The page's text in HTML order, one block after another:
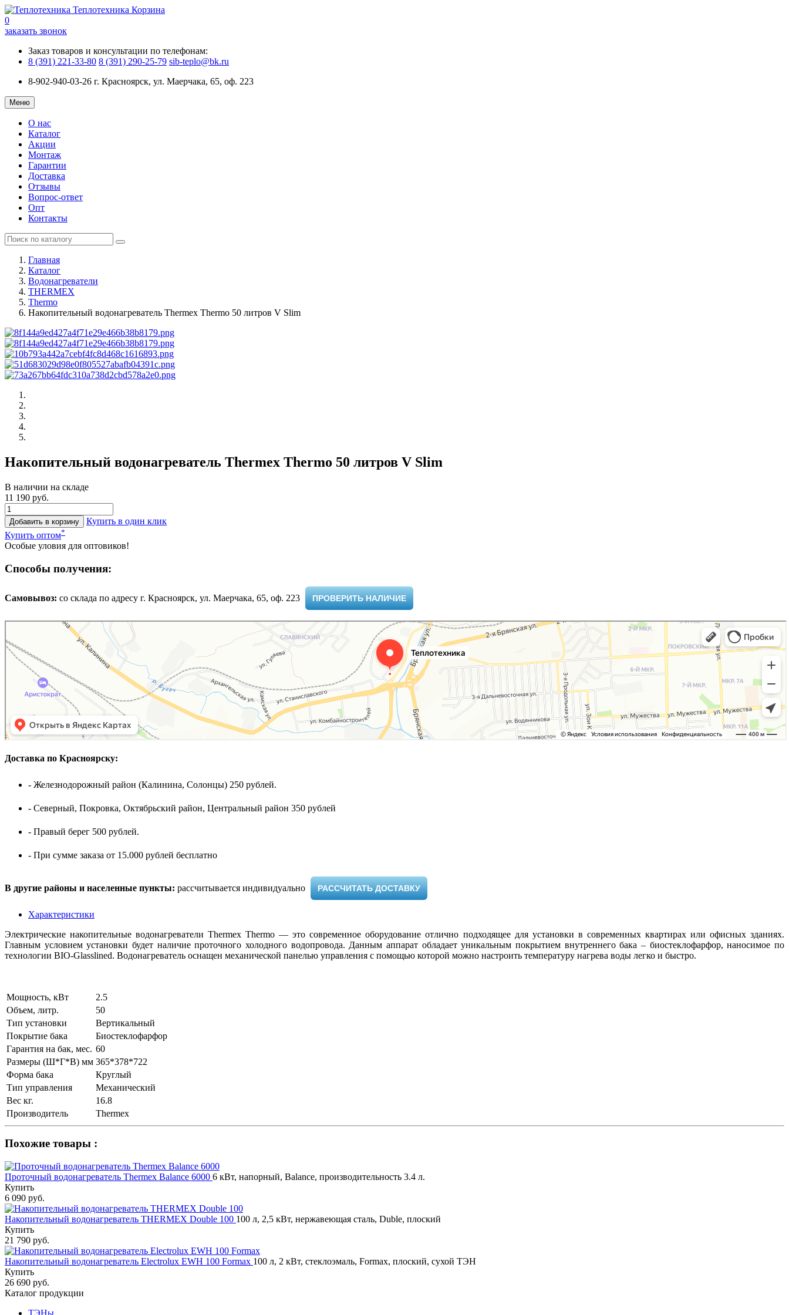
Теплотехника Корзина
0
заказать звонок
Заказ товаров и консультации по телефонам:
8 (391) 221-33-80 8 (391) 290-25-79 sib-teplo@bk.ru
8-902-940-03-26 г. Красноярск, ул. Маерчака, 65, оф. 223
Меню
О нас
Каталог
Акции
Монтаж
Гарантии
Доставка
Отзывы
Вопрос-ответ
Опт
Контакты
Главная
Каталог
Водонагреватели
THERMEX
Thermo
Накопительный водонагреватель Thermex Thermo 50 литров V Slim
Накопительный водонагреватель Thermex Thermo 50 литров V Slim
В наличии на складе
11 190 руб.
Добавить в корзину
Купить в один клик
Купить оптом*
Особые уловия для оптовиков!
Способы получения:
Самовывоз: cо склада по адресу г. Красноярск, ул. Маерчака, 65, оф. 223 ​ ПРОВЕРИТЬ НАЛИЧИЕ
Доставка по Красноярску:
- Железнодорожный район (Калинина, Солонцы) 250 рублей.
- Северный, Покровка, Октябрьский район, Центральный район 350 рублей
- Правый берег 500 рублей.
- При сумме заказа от 15.000 рублей бесплатно
В другие районы и населенные пункты: рассчитывается индивидуально ​ РАССЧИТАТЬ ДОСТАВКУ
Характеристики
Электрические накопительные водонагреватели Thermex Thermo — это современное оборудование отлично подходящее для установки в современных квартирах или офисных зданиях.
Главным условием установки будет наличие проточного холодного водопровода. Данным аппарат обладает уникальным покрытием внутреннего бака – биостеклофарфор, наносимое по
технологии BIO-Glasslined. Водонагреватель оснащен механической панелью управления с помощью которой можно настроить температуру нагрева воды легко и быстро.
Мощность, кВт
2.5
Объем, литр.
50
Тип установки
Вертикальный
Покрытие бака
Биостеклофарфор
Гарантия на бак, мес. 60
Размеры (Ш*Г*В) мм 365*378*722
Форма бака
Круглый
Тип управления
Механический
Вес кг.
16.8
Производитель
Thermex
Похожие товары :
Проточный водонагреватель Thermex Balance 6000 6 кВт, напорный, Balance, производительность 3.4 л.
Купить
6 090 руб.
Накопительный водонагреватель THERMEX Double 100 100 л, 2,5 кВт, нержавеющая сталь, Duble, плоский
Купить
21 790 руб.
Накопительный водонагреватель Electrolux EWH 100 Formax 100 л, 2 кВт, стеклоэмаль, Formax, плоский, сухой ТЭН
Купить
26 690 руб.
Каталог продукции
ТЭНы